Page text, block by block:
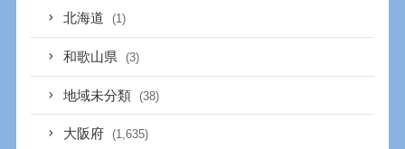
北海道 (1)
和歌山県 (3)
地域未分類 (38)
大阪府 (1,635)